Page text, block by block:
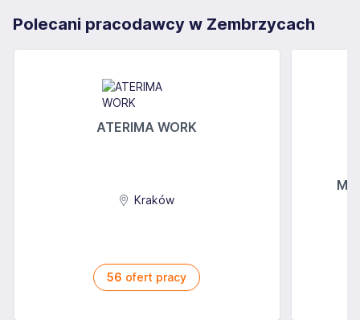
Polecani pracodawcy w Zembrzycach
ATERIMA WORK
Kraków
56 ofert pracy